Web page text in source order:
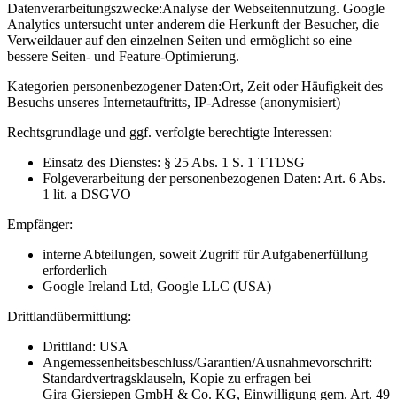
Datenverarbeitungszwecke:Analyse der Webseitennutzung. Google
Analytics untersucht unter anderem die Herkunft der Besucher, die
Verweildauer auf den einzelnen Seiten und ermöglicht so eine
bessere Seiten- und Feature-Optimierung.
Kategorien personenbezogener Daten:Ort, Zeit oder Häufigkeit des
Besuchs unseres Internetauftritts, IP-Adresse (anonymisiert)
Rechtsgrundlage und ggf. verfolgte berechtigte Interessen:
Einsatz des Dienstes: § 25 Abs. 1 S. 1 TTDSG
Folgeverarbeitung der personenbezogenen Daten: Art. 6 Abs.
1 lit. a DSGVO
Empfänger:
interne Abteilungen, soweit Zugriff für Aufgabenerfüllung
erforderlich
Google Ireland Ltd, Google LLC (USA)
Drittlandübermittlung:
Drittland: USA
Angemessenheitsbeschluss/Garantien/Ausnahmevorschrift:
Standardvertragsklauseln, Kopie zu erfragen bei
Gira Giersiepen GmbH & Co. KG, Einwilligung gem. Art. 49